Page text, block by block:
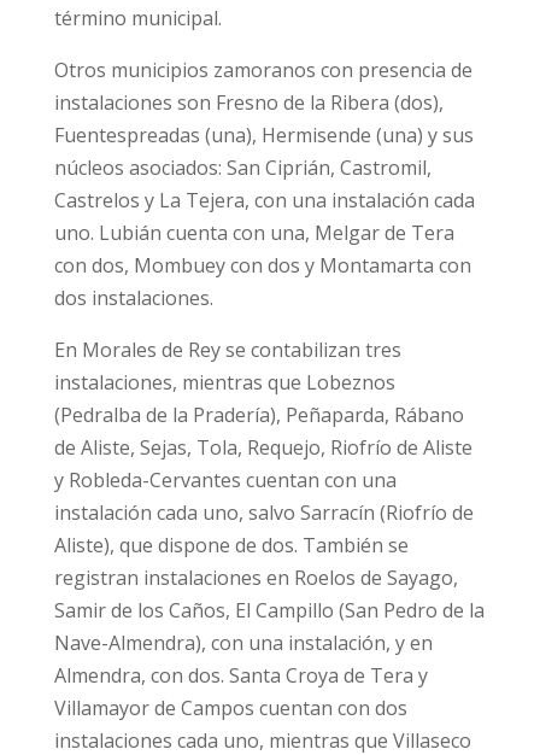
término municipal.
Otros municipios zamoranos con presencia de
instalaciones son Fresno de la Ribera (dos),
Fuentespreadas (una), Hermisende (una) y sus
núcleos asociados: San Ciprián, Castromil,
Castrelos y La Tejera, con una instalación cada
uno. Lubián cuenta con una, Melgar de Tera
con dos, Mombuey con dos y Montamarta con
dos instalaciones.
En Morales de Rey se contabilizan tres
instalaciones, mientras que Lobeznos
(Pedralba de la Pradería), Peñaparda, Rábano
de Aliste, Sejas, Tola, Requejo, Riofrío de Aliste
y Robleda-Cervantes cuentan con una
instalación cada uno, salvo Sarracín (Riofrío de
Aliste), que dispone de dos. También se
registran instalaciones en Roelos de Sayago,
Samir de los Caños, El Campillo (San Pedro de la
Nave-Almendra), con una instalación, y en
Almendra, con dos. Santa Croya de Tera y
Villamayor de Campos cuentan con dos
instalaciones cada uno, mientras que Villaseco